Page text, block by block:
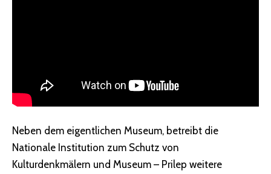
Neben dem eigentlichen Museum, betreibt die
Nationale Institution zum Schutz von
Kulturdenkmälern und Museum – Prilep weitere